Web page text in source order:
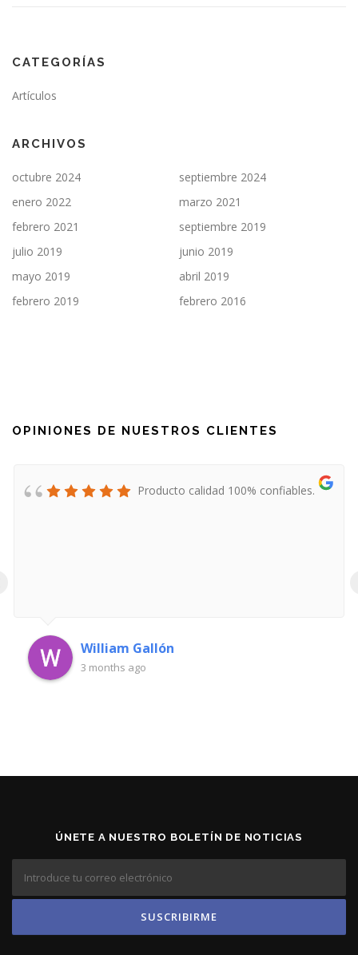
CATEGORÍAS
Artículos
ARCHIVOS
octubre 2024
septiembre 2024
enero 2022
marzo 2021
febrero 2021
septiembre 2019
julio 2019
junio 2019
mayo 2019
abril 2019
febrero 2019
febrero 2016
OPINIONES DE NUESTROS CLIENTES
Producto calidad 100% confiables.
William Gallón
3 months ago
ÚNETE A NUESTRO BOLETÍN DE NOTICIAS